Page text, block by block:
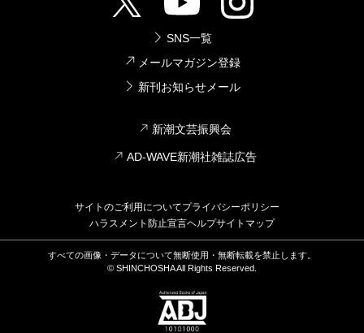
SNS一覧
メールマガジン登録
新刊お知らせメール
新潮文芸振興会
AD-WAVE新潮社雑誌広告
サイトのご利用についてプライバシーポリシー
ハラスメント防止宣言ヘルプサイトマップ
すべての画像・データについて無断使用・無断転載を禁止します。
© SHINCHOSHA All Rights Reserved.